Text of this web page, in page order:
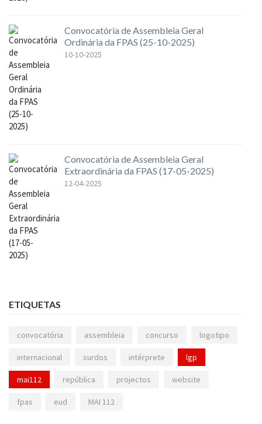
Convocatória de Assembleia Geral
Ordinária da FPAS (25-10-2025)
10-10-2025
Convocatória de Assembleia Geral
Extraordinária da FPAS (17-05-2025)
12-04-2025
ETIQUETAS
convocatória assembleia concurso logotipo
internacional surdos intérprete lgp
mai112 república projectos website
fpas eud MAI 112